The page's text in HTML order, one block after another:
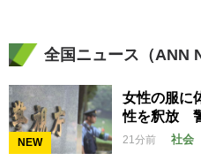
全国ニュース（ANN
NEW
女性の服に
性を釈放
21分前 社会